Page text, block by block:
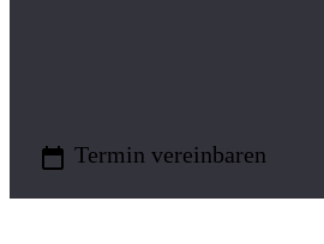
 Termin vereinbaren